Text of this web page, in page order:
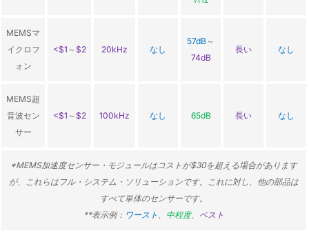
MEMSマ
イクロフ
ォン
<$1 ～$2 20kHz なし
57dB～
74dB
長い なし
MEMS超
音波セン
サー
<$1 ～$2 100kHz なし 65dB 長い なし
*MEMS加速度センサー・モジュールはコストが$30を超える場合があります
が、これらはフル・システム・ソリューションです。これに対し、他の部品は
すべて単体のセンサーです。
**表示例： ワースト 中程度、 ベスト